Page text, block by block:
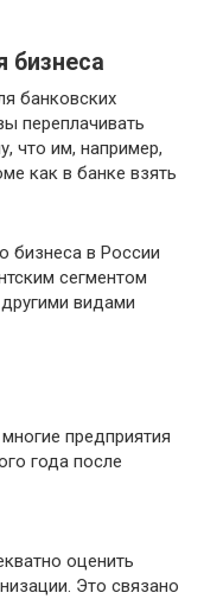
бизнеса
банковских
переплачивать
что им, например,
как в банке взять
бизнеса в России
сегментом
видами
предприятия
года после
оценить
Это связано